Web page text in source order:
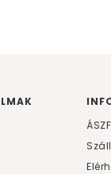
ÁSZF